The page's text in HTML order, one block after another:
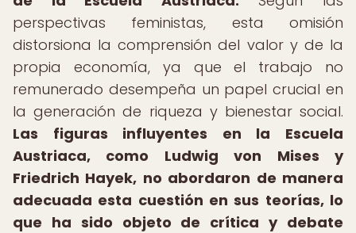
perspectivas feministas, esta omisión
distorsiona la comprensión del valor y de la
propia economía, ya que el trabajo no
remunerado desempeña un papel crucial en
la generación de riqueza y bienestar social.
Las figuras influyentes en la Escuela
Austriaca, como Ludwig von Mises y
Friedrich Hayek, no abordaron de manera
adecuada esta cuestión en sus teorías, lo
que ha sido objeto de crítica y debate